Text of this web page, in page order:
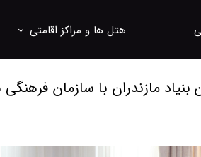
هتل ها و مراکز اقامتی
مرکز رزرواسیون
معرفی هتل ها و مجتمع
مازندران با سازمان